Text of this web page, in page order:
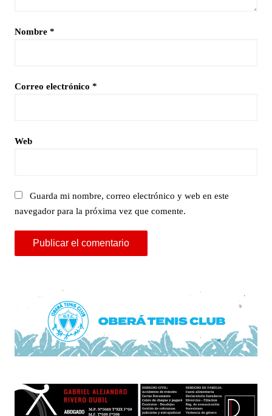
Nombre *
Correo electrónico *
Web
Guarda mi nombre, correo electrónico y web en este
navegador para la próxima vez que comente.